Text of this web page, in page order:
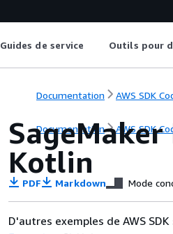
Guides de service Outils pour
Documentation AWS SDK
Documentation AWS SDK
Kotlin
PDF Markdown Mode
D'autres exemples de AWS